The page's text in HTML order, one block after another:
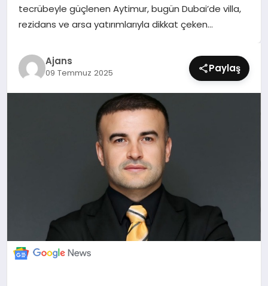
TEKNOLOJI
tecrübeyle güçlenen Aytimur, bugün Dubai’de villa,
rezidans ve arsa yatırımlarıyla dikkat çeken…
Ajans
09 Temmuz 2025 Paylaş